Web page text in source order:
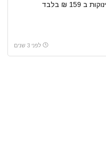
לפני 3 שנים